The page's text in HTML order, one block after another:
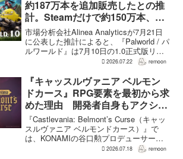
約187万本を追加販売したとの推
計。Steamだけで約150万本、累
計3050万本規模
市場分析会社Alinea Analyticsが7月21日
に公表した推計によると、『Palworld / パ
ルワールド』は7月10日の1.0正式版リリ
ース後、Steamで約150万本、PS5で約30
各プ...
2026.07.22 remoon
『キャッスルヴァニア ベルモン
ドカース』RPG要素を最初から求
めた理由 開発者自身もアクショ
ンのつらさを実感
『Castlevania: Belmont’s Curse（キャッ
スルヴァニア ベルモンドカース）』で
は、KONAMIの谷口勲プロデューサー
が、レベルアップを含むRPG的システム
2026.07.18 remoon